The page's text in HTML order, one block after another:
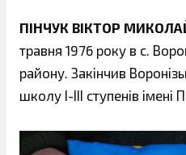
ПІНЧУК ВІКТОР
травня 1976 року в с.
району. Закінчив
школу І-ІІІ ступенів імені